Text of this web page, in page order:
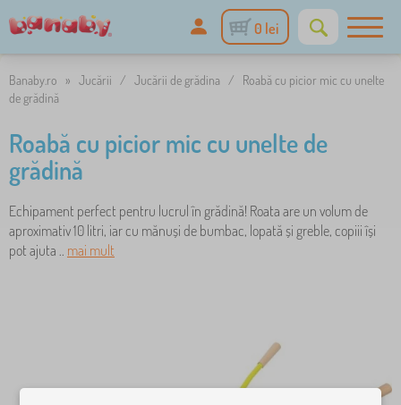
0 lei
Banaby.ro » Jucării / Jucării de grădina /
Roabă cu picior mic cu unelte
de grădină
Roabă cu picior mic cu unelte de
grădină
Echipament perfect pentru lucrul în grădină! Roata are un volum de
aproximativ 10 litri, iar cu mănuși de bumbac, lopată și greble, copiii își
pot ajuta .. mai mult